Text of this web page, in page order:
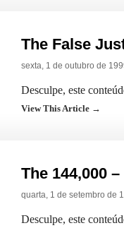
The False
sexta, 1 de outubro de
Desculpe, este
View This Article →
The 144,000
quarta, 1 de setembro de
Desculpe, este